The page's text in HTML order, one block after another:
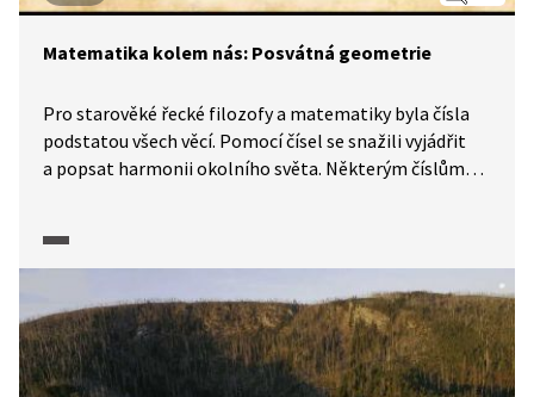
Matematika kolem nás: Posvátná geometrie
Pro starověké řecké filozofy a matematiky byla čísla
podstatou všech věcí. Pomocí čísel se snažili vyjádřit
a popsat harmonii okolního světa. Některým číslům
útvar zvaný pentagram. Pokud vás zajímá, jak souvisí
pracovní list.